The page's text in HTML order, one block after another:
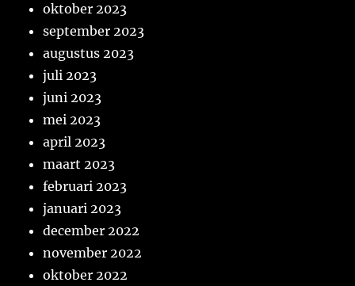
oktober 2023
september 2023
augustus 2023
juli 2023
juni 2023
mei 2023
april 2023
maart 2023
februari 2023
januari 2023
december 2022
november 2022
oktober 2022